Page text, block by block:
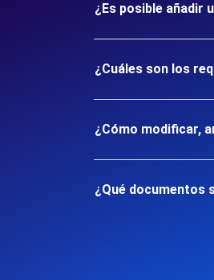
¿Es posible añadir
¿Cuáles son los
¿Cómo modificar,
¿Qué documentos